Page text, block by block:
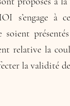
s’engage à
relative la
la validité